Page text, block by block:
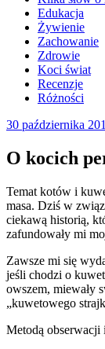
Edukacja
Żywienie
Zachowanie
Zdrowie
Koci świat
Recenzje
Różności
Opublikowane
30 października
O kocich
Temat kotów i
masa. Dziś w
ciekawą historią,
zafundowały mi
Zawsze mi się
jeśli chodzi o
owszem, miewały
„kuwetowego
Metodą obserwacji